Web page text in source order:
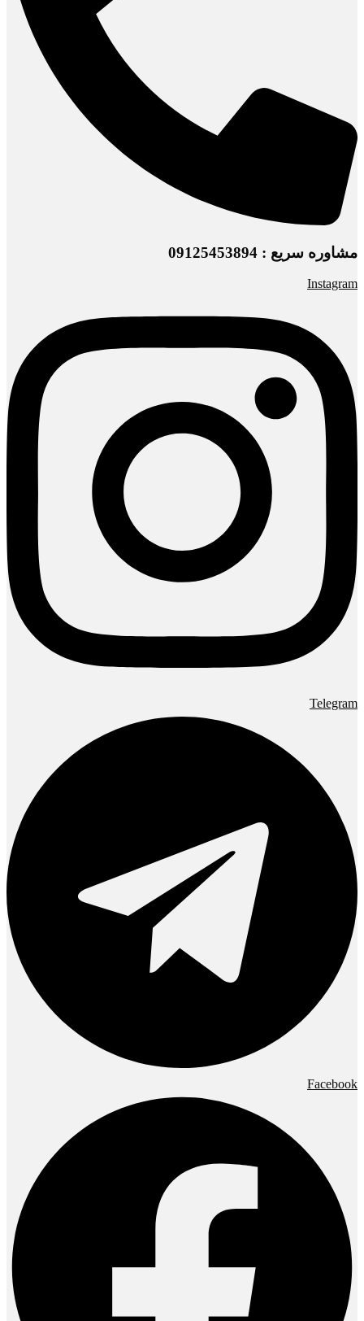
مشاوره سریع : 09125453894
Instagram
Telegram
Facebook